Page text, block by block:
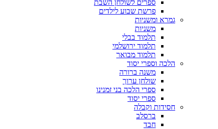
ספרים לשולחן השבת
פרשת שבוע לילדים
גמרא ומשניות
משניות
תלמוד בבלי
תלמוד ירושלמי
תלמוד מבואר
הלכה וספרי יסוד
משנה ברורה
שולחן ערוך
ספרי הלכה בני זמנינו
ספרי יסוד
חסידות וקבלה
ברסלב
חבד